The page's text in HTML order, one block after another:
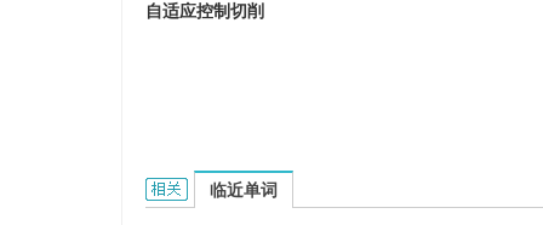
自适应控制切削
adaptive control cutting的相关资料：
临近单词